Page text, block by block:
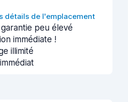
détails de l'emplacement
peu élevé
immédiate !
illimité